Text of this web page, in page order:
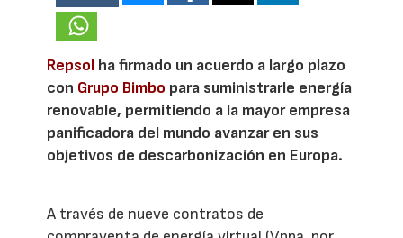
Repsol ha firmado un acuerdo a largo plazo
con Grupo Bimbo para suministrarle energía
renovable, permitiendo a la mayor empresa
panificadora del mundo avanzar en sus
objetivos de descarbonización en Europa.
A través de nueve contratos de